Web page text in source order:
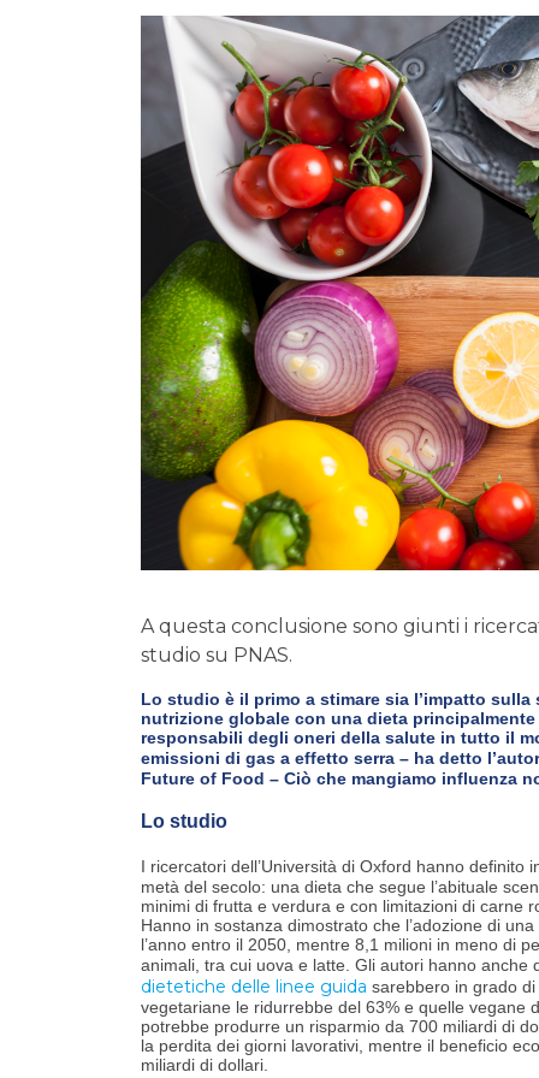
A questa conclusione sono giunti i
studio su PNAS.
Lo studio è il primo a stimare sia l’impatto
nutrizione globale con una dieta
responsabili degli oneri della salute in tutto il
emissioni di gas a effetto serra – ha detto
Future of Food – Ciò che mangiamo influenza
Lo studio
I ricercatori dell’Università di Oxford hanno
metà del secolo: una dieta che segue l’abituale
minimi di frutta e verdura e con limitazioni di carne
Hanno in sostanza dimostrato che l’adozione di
l’anno entro il 2050, mentre 8,1 milioni in meno di
animali, tra cui uova e latte. Gli autori hanno
dietetiche delle linee guida sarebbero in grado
vegetariane le ridurrebbe del 63% e quelle vegane
potrebbe produrre un risparmio da 700 miliardi di
la perdita dei giorni lavorativi, mentre il beneficio
miliardi di dollari.